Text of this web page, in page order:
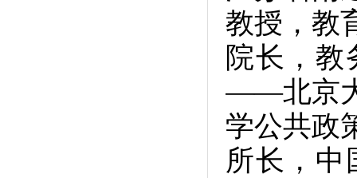
教授，教
院长，
——北京大
学公共政
所长，中